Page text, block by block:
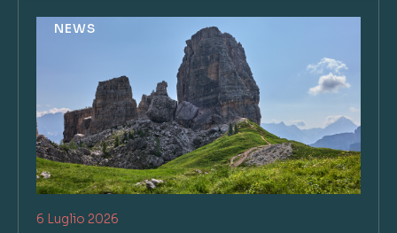
NEWS
6 Luglio 2026